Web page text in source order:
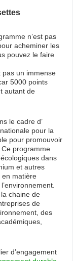
n’est pas
acheminer les
pouvez le faire
pas un immense
5000 points
autant de
le cadre d’
pour la
pour promouvoir
Ce programme
dans
et autres
en matière
chaine de
de
des
d’engagement